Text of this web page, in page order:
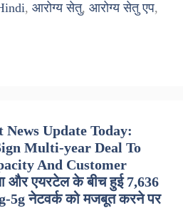
, आरोग्य सेतु, आरोग्य सेतु एप,
Update Today:
Multi-year Deal To
And Customer
और एयरटेल के बीच हुई 7,636
5g नेटवर्क को मजबूत करने पर